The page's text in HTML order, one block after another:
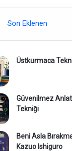
Son Eklenen
Üstkurmaca
Güvenilmez
Tekniği
Beni Asla
Kazuo Ishiguro